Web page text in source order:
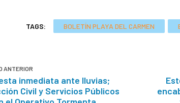
TAGS: BOLETÍN PLAYA DEL CARMEN
ANTERIOR
inmediata ante lluvias;
Civil y Servicios Públicos